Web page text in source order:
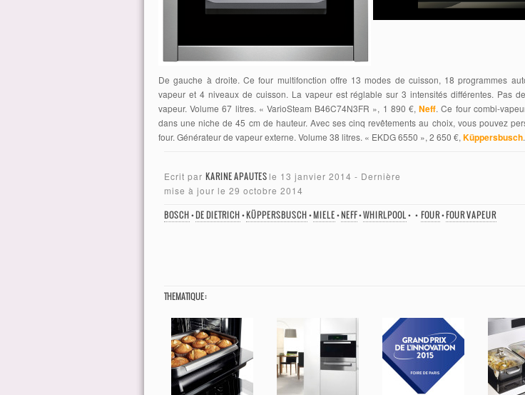
De gauche à droite. Ce four multifonction offre 13 modes de cuisson, 18 programmes
vapeur et 4 niveaux de cuisson. La vapeur est réglable sur 3 intensités différentes. Pas
vapeur. Volume 67 litres. « VarioSteam B46C74N3FR », 1 890 €,Neff. Ce four combi-
dans une niche de 45 cm de hauteur. Avec ses cinq revêtements au choix, vous pouvez
four. Générateur de vapeur externe. Volume 38 litres. « EKDG 6550 », 2 650 €, Küppersbusch.
Ecrit par KARINE APAUTES le 13 janvier 2014 - Dernière
mise à jour le 29 octobre 2014
BOSCH•DE DIETRICH•KÜPPERSBUSCH•MIELE•NEFF•WHIRLPOOL• • FOUR•FOUR VAPEUR
THEMATIQUE :